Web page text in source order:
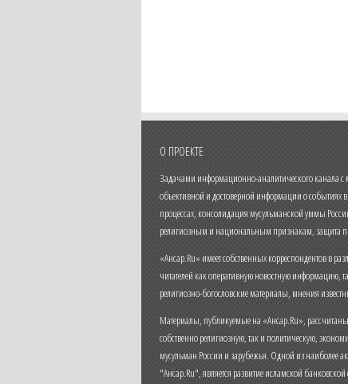
О ПРОЕКТЕ
Задачами информационно-аналитического канала с
объективной и достоверной информации о событиях
процессах, консолидация мусульманской уммы
религиозным и национальным признакам, защита
«Ансар.Ru» имеет собственных корреспондентов в
читателей как оперативную новостную информацию,
религиозно-богословские материалы, мнения
Материалы, публикуемые на «Ансар.Ru»,
собственно религиозную, так и политическую,
мусульман России и зарубежья. Одной из наиболее
"Ансар.Ru", является развитие исламской